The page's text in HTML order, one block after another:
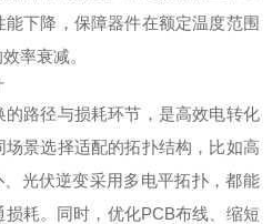
下降，保障器件在额定温度范围
率衰减。
路径与损耗环节，是高效电转化
景选择适配的拓扑结构，比如高
光伏逆变采用多电平拓扑，都能
耗。同时，优化PCB布线、缩短